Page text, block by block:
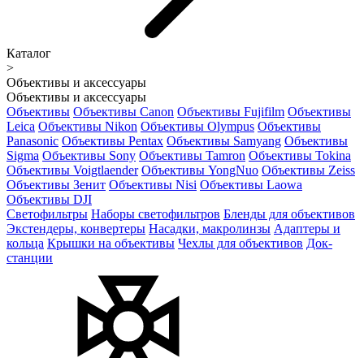
Каталог
>
Объективы и аксессуары
Объективы и аксессуары
Объективы Объективы Canon Объективы Fujifilm Объективы
Leica Объективы Nikon Объективы Olympus Объективы
Panasonic Объективы Pentax Объективы Samyang Объективы
Sigma Объективы Sony Объективы Tamron Объективы Tokina
Объективы Voigtlaender Объективы YongNuo Объективы Zeiss
Объективы Зенит Объективы Nisi Объективы Laowa
Объективы DJI
Светофильтры Наборы светофильтров Бленды для объективов
Экстендеры, конвертеры Насадки, макролинзы Адаптеры и
кольца Крышки на объективы Чехлы для объективов Док-
станции